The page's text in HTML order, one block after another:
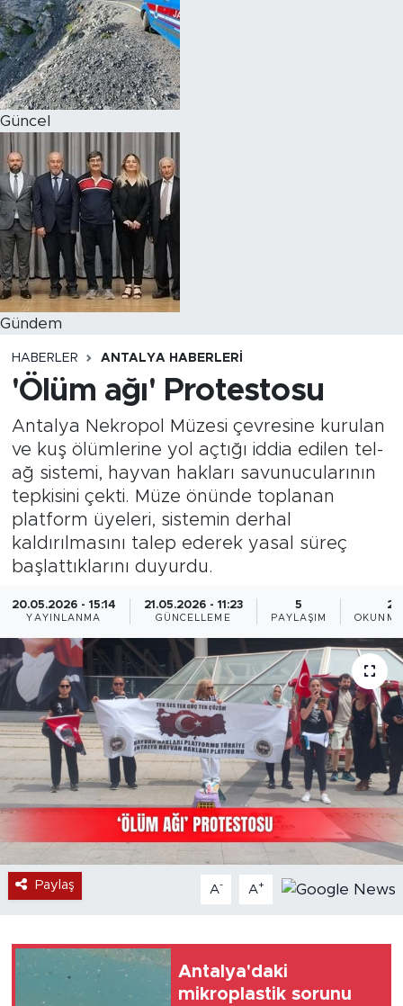
Güncel
Gündem
HABERLER ANTALYA HABERLERI
'Ölüm ağı' Protestosu
Antalya Nekropol Müzesi çevresine kurulan
ve kuş ölümlerine yol açtığı iddia edilen tel-
ağ sistemi, hayvan hakları savunucularının
tepkisini çekti. Müze önünde toplanan
platform üyeleri, sistemin derhal
kaldırılmasını talep ederek yasal süreç
başlattıklarını duyurdu.
20.05.2026 - 15:14
YAYINLANMA
21.05.2026 - 11:23
GÜNCELLEME
5
PAYLAŞIM
2
Paylaş A- A+
Antalya'daki
mikroplastik sorunu
Magazin
Özel Haber
Politika
Resmi İlanlar
Sağlık
Spor
Turizm